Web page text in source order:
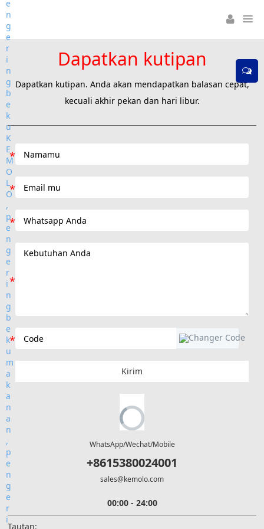
Dapatkan kutipan
Dapatkan kutipan. Anda akan mendapatkan balasan cepat,
kecuali akhir pekan dan hari libur.
Kirim
WhatsApp/Wechat/Mobile
+8615380024001
sales@kemolo.com
00:00 - 24:00
Tautan: